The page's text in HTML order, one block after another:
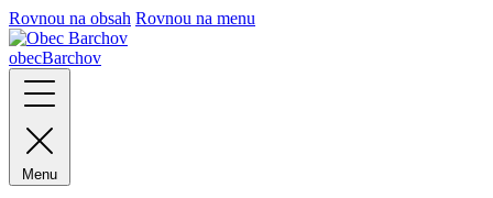
Rovnou na obsah Rovnou na menu
obecBarchov
Menu